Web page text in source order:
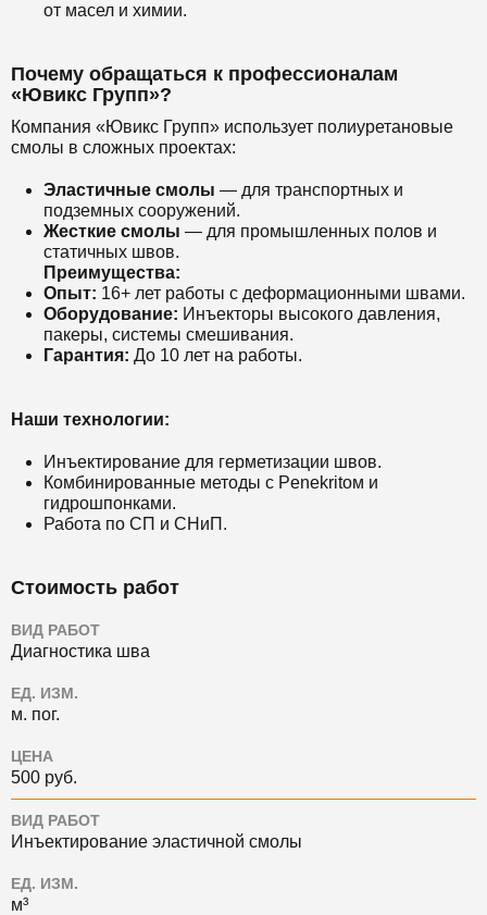
от масел и химии.
Почему обращаться к профессионалам
«Ювикс Групп»?
Компания «Ювикс Групп» использует полиуретановые
смолы в сложных проектах:
Эластичные смолы — для транспортных и
подземных сооружений.
Жесткие смолы — для промышленных полов и
статичных швов.
Преимущества:
Опыт: 16+ лет работы с деформационными швами.
Оборудование: Инъекторы высокого давления,
пакеры, системы смешивания.
Гарантия: До 10 лет на работы.
Наши технологии:
Инъектирование для герметизации швов.
Комбинированные методы с Penekritом и
гидрошпонками.
Работа по СП и СНиП.
Стоимость работ
ВИД РАБОТ
Диагностика шва
ЕД. ИЗМ.
м. пог.
ЦЕНА
500 руб.
ВИД РАБОТ
Инъектирование эластичной смолы
ЕД. ИЗМ.
м³